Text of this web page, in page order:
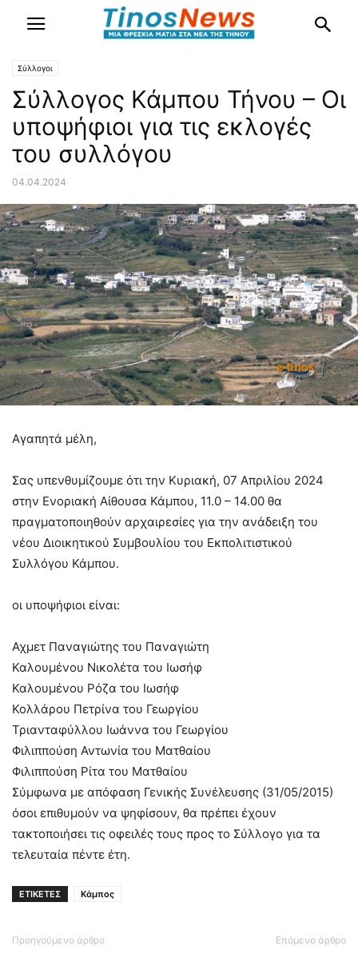
Σύλλογοι
Σύλλογος Κάμπου Τήνου – Οι
υποψήφιοι για τις εκλογές
του συλλόγου
04.04.2024
Αγαπητά μέλη,
Σας υπενθυμίζουμε ότι την Κυριακή, 07 Απριλίου 2024
στην Ενοριακή Αίθουσα Κάμπου, 11.0 – 14.00 θα
πραγματοποιηθούν αρχαιρεσίες για την ανάδειξη του
νέου Διοικητικού Συμβουλίου του Εκπολιτιστικού
Συλλόγου Κάμπου.
oι υποψήφιοι είναι:
Αχμετ Παναγιώτης του Παναγιώτη
Καλουμένου Νικολέτα του Ιωσήφ
Καλουμένου Ρόζα του Ιωσήφ
Κολλάρου Πετρίνα του Γεωργίου
Τριανταφύλλου Ιωάννα του Γεωργίου
Φιλιππούση Αντωνία του Ματθαίου
Φιλιππούση Ρίτα του Ματθαίου
Σύμφωνα με απόφαση Γενικής Συνέλευσης (31/05/2015)
όσοι επιθυμούν να ψηφίσουν, θα πρέπει έχουν
τακτοποιήσει τις οφειλές τους προς το Σύλλογο για τα
τελευταία πέντε έτη.
ΕΤΙΚΕΤΕΣ Κάμπος
Προηγούμενο άρθρο Επόμενο άρθρο